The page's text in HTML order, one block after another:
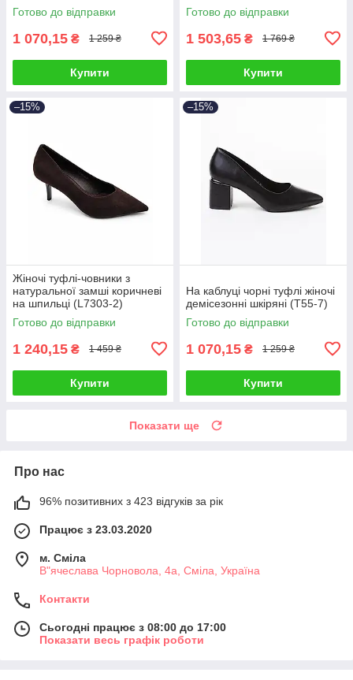
Готово до відправки
1 070,15 ₴ 1 259 ₴
Купити
Готово до відправки
1 503,65 ₴ 1 769 ₴
Купити
–15%
Жіночі туфлі-човники з
натуральної замші коричневі
на шпильці (L7303-2)
Готово до відправки
1 240,15 ₴ 1 459 ₴
Купити
–15%
На каблуці чорні туфлі жіночі
демісезонні шкіряні (T55-7)
Готово до відправки
1 070,15 ₴ 1 259 ₴
Купити
Показати ще
Про нас
96% позитивних з 423 відгуків за рік
Працює з 23.03.2020
м. Сміла
В"ячеслава Чорновола, 4а, Сміла, Україна
Контакти
Сьогодні працює з 08:00 до 17:00
Показати весь графік роботи